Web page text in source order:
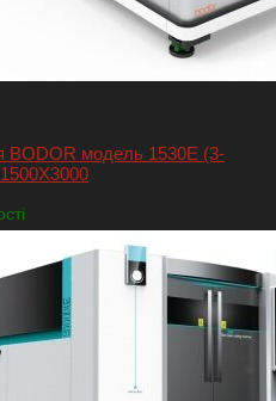
BODOR модель 1530Е (3-